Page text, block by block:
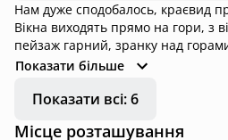
Нам дуже сподобалось, краєвид
Вікна виходять прямо на гори, з
пейзаж гарний, зранку над
будиночку чисто, гарно пахне і
кілька видів чаю; кавоварка на
прямо на краю гори теж дуже
Показати більше
Показати всі: 6
Місце розташування